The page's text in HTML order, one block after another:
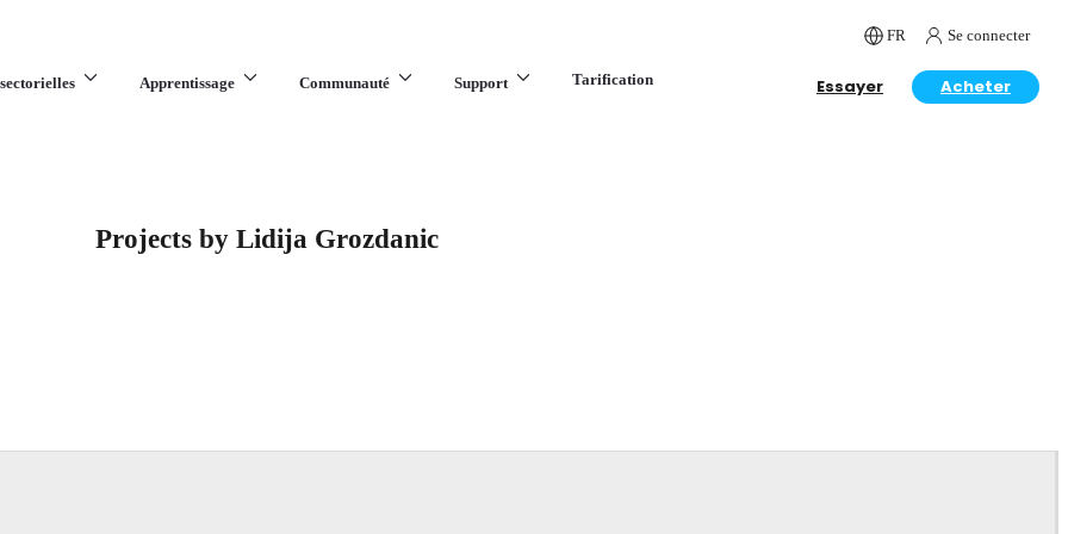
FR Se connecter
Apprentissage Communauté Support Tarification Essayer Acheter
Projects by Lidija Grozdanic